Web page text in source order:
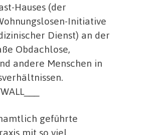
Hauses (der
Initiative
Dienst) an der
Obdachlose,
andere Menschen in
geführte
mit so viel